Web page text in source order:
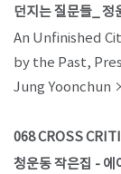
던지는 질문들_
An Unfinished
by the Past,
Jung Yoonchun
068 CROSS
청운동 작은집 - 에